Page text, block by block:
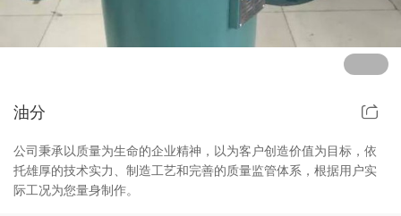
其他定制系列
招聘岗位
油分
公司秉承以质量为生命的企业精神，以为客户创造价值为目标，依
托雄厚的技术实力、制造工艺和完善的质量监管体系，根据用户实
际工况为您量身制作。